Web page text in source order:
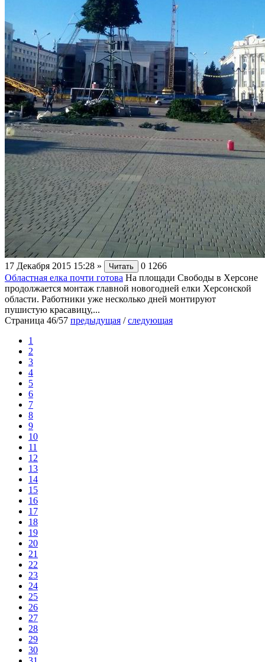
17 Декабря 2015 15:28 » Читать 0 1266
Областная елка почти готова На площади Свободы в Херсоне
продолжается монтаж главной новогодней елки Херсонской
области. Работники уже несколько дней монтируют
пушистую красавицу,...
Страница 46/57 предыдущая /следующая
1
2
3
4
5
6
7
8
9
10
11
12
13
14
15
16
17
18
19
20
21
22
23
24
25
26
27
28
29
30